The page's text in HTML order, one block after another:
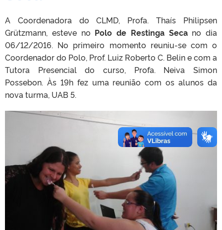
A Coordenadora do CLMD, Profa. Thaís Philipsen
Grützmann, esteve no Polo de Restinga Secano dia
06/12/2016. No primeiro momento reuniu-se com o
Coordenador do Polo, Prof. Luiz Roberto C. Belin e com a
Tutora Presencial do curso, Profa. Neiva Simon
Possebon. Às 19h fez uma reunião com os alunos da
nova turma, UAB 5.